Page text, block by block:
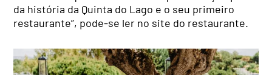
da história da Quinta do Lago e o seu primeiro
restaurante”, pode-se ler no site do restaurante.